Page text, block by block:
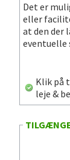
Det er
eller
at den der
eventuelle
Klik på
leje &